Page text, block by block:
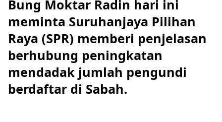
Bung Moktar Radin hari ini
meminta Suruhanjaya Pilihan
Raya (SPR) memberi penjelasan
berhubung peningkatan
mendadak jumlah pengundi
berdaftar di Sabah.